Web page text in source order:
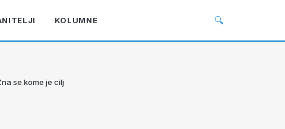
KOLUMNE 🔍
se kome je cilj